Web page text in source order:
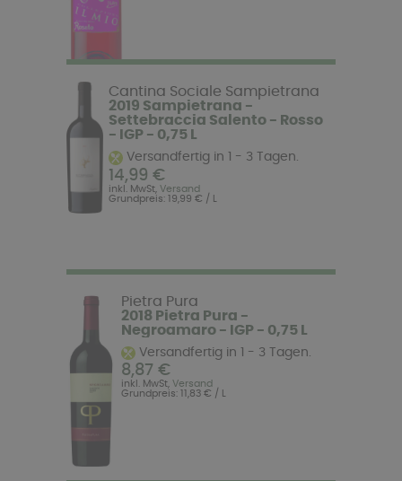
Cantina Sociale Sampietrana
2019 Sampietrana -
Settebraccia Salento - Rosso
- IGP - 0,75 L
Versandfertig in 1 - 3 Tagen.
14,99 €
inkl. MwSt,Versand
Grundpreis: 19,99 € / L
Pietra Pura
2018 Pietra Pura -
Negroamaro - IGP - 0,75 L
Versandfertig in 1 - 3 Tagen.
8,87 €
inkl. MwSt, Versand
Grundpreis: 11,83 € / L